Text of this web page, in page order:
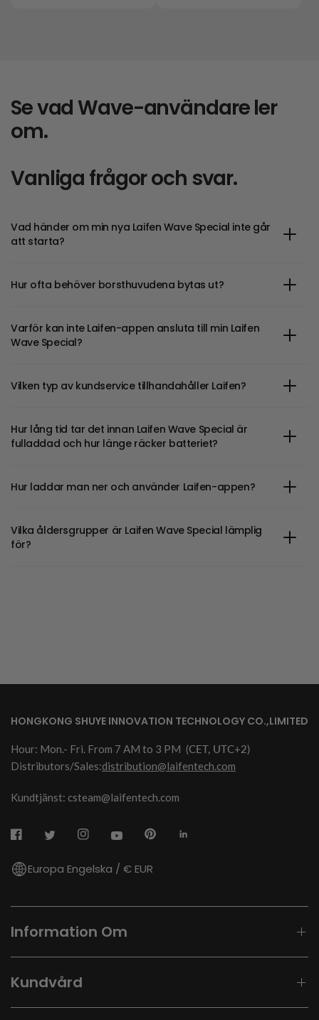
Se vad Wave-användare ler
om.
Vanliga frågor och svar.
Vad händer om min nya Laifen Wave Special inte går
att starta?
Hur ofta behöver borsthuvudena bytas ut?
Varför kan inte Laifen-appen ansluta till min Laifen
Wave Special?
Vilken typ av kundservice tillhandahåller Laifen?
Hur lång tid tar det innan Laifen Wave Special är
fulladdad och hur länge räcker batteriet?
Hur laddar man ner och använder Laifen-appen?
Vilka åldersgrupper är Laifen Wave Special lämplig
för?
HONGKONG SHUYE INNOVATION TECHNOLOGY CO.,LIMITED
Hour: Mon.- Fri. From 7 AM to 3 PM (CET, UTC+2)
Distributors/Sales:distribution@laifentech.com
Kundtjänst: csteam@laifentech.com
Europa Engelska / € EUR
Information Om
Kundvård